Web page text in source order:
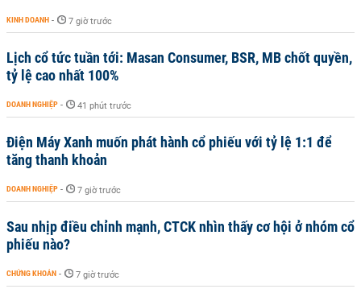
KINH DOANH - 7 giờ trước
Lịch cổ tức tuần tới: Masan Consumer, BSR, MB chốt quyền,
tỷ lệ cao nhất 100%
DOANH NGHIỆP - 41 phút trước
Điện Máy Xanh muốn phát hành cổ phiếu với tỷ lệ 1:1 để
tăng thanh khoản
DOANH NGHIỆP - 7 giờ trước
Sau nhịp điều chỉnh mạnh, CTCK nhìn thấy cơ hội ở nhóm cổ
phiếu nào?
CHỨNG KHOÁN - 7 giờ trước